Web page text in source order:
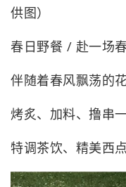
供图）
春日野餐 / 赴一场
伴随着春风飘荡的
烤炙、加料、撸串
特调茶饮、精美西